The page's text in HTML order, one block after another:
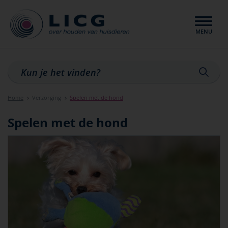
MENU
Home Verzorging Spelen met de hond
Spelen met de hond